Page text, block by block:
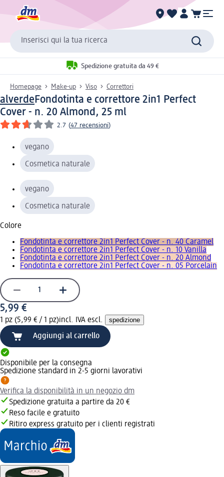
Inserisci qui la tua ricerca
Spedizione gratuita da 49 €
Homepage Make-up Viso Correttori
alverdeFondotinta e correttore 2in1 Perfect
Cover - n. 20 Almond, 25 ml
2.7 (47 recensioni)
vegano
Cosmetica naturale
vegano
Cosmetica naturale
Colore
Fondotinta e correttore 2in1 Perfect Cover - n. 40 Caramel
Fondotinta e correttore 2in1 Perfect Cover - n. 10 Vanilla
Fondotinta e correttore 2in1 Perfect Cover - n. 20 Almond
Fondotinta e correttore 2in1 Perfect Cover - n. 05 Porcelain
5,99 €
1 pz (5,99 € / 1 pz)incl. IVA escl. spedizione
Aggiungi al carrello
Disponibile per la consegna
Spedizione standard in 2-5 giorni lavorativi
Verifica la disponibilità in un negozio dm
Spedizione gratuita a partire da 20 €
Reso facile e gratuito
Ritiro express gratuito per i clienti registrati